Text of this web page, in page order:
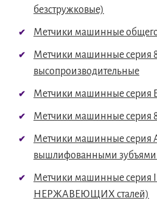
безстружковые)
Метчики машинные
Метчики машинные серия
высопроизводительные
Метчики машинные серия
Метчики машинные серия
Метчики машинные серия
вышлифованными
Метчики машинные серия
НЕРЖАВЕЮЩИХ сталей)